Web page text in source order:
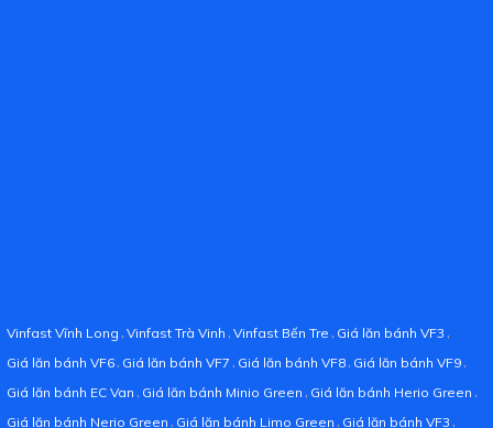
Vinfast Vĩnh Long Vinfast Trà Vinh Vinfast Bến Tre Giá lăn bánh VF3
Giá lăn bánh VF6 Giá lăn bánh VF7 Giá lăn bánh VF8 Giá lăn bánh VF9
Giá lăn bánh EC Van Giá lăn bánh Minio Green Giá lăn bánh Herio Green
Giá lăn bánh Nerio Green Giá lăn bánh Limo Green Giá lăn bánh VF3